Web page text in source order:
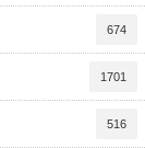
674
1701
516